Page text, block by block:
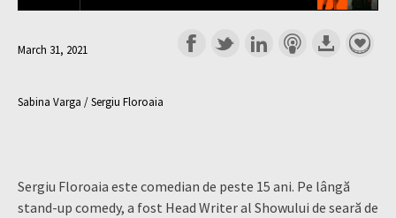
March 31, 2021
Sabina Varga / Sergiu Floroaia
Sergiu Floroaia este comedian de peste 15 ani. Pe lângă
stand-up comedy, a fost Head Writer al Showului de seară de